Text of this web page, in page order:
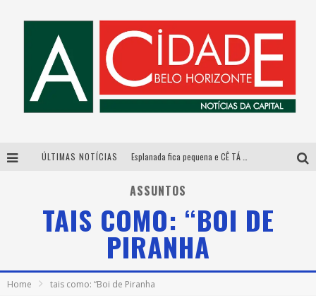
ÚLTIMAS NOTÍCIAS
DiamondMall recebe experiência imersiva que recria o Coliseu e a grandiosidade da Roma Antiga
ASSUNTOS
TAIS COMO: “BOI DE
PIRANHA
Home tais como: “Boi de Piranha